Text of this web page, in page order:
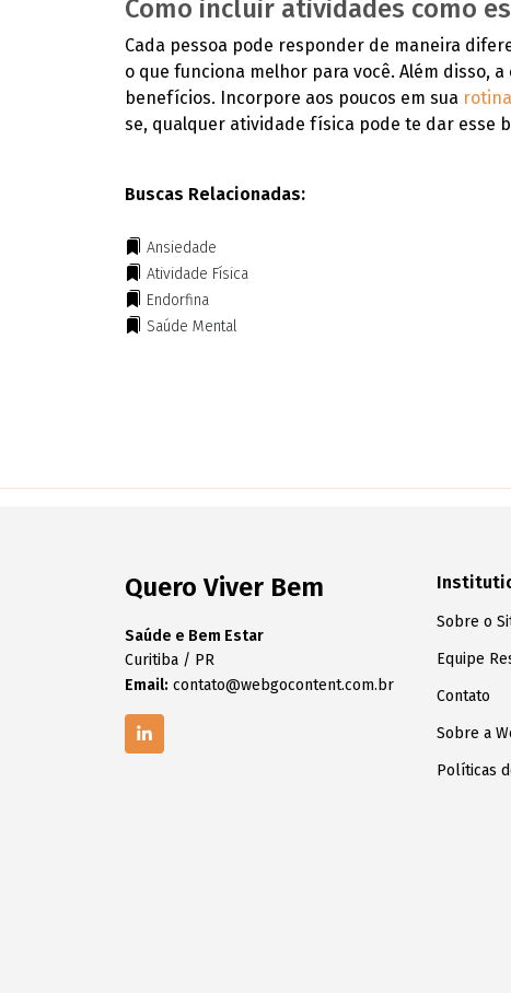
Como incluir atividades como
Cada pessoa pode responder de maneira
o que funciona melhor para você. Além disso,
benefícios. Incorpore aos poucos em sua rotina
se, qualquer atividade física pode te dar esse
Buscas Relacionadas:
Ansiedade
Atividade Física
Endorfina
Saúde Mental
Quero Viver Bem
Saúde e Bem Estar
Curitiba / PR
Email: contato@webgocontent.com.br
Sobre o
Equipe
Contato
Sobre a
Políticas